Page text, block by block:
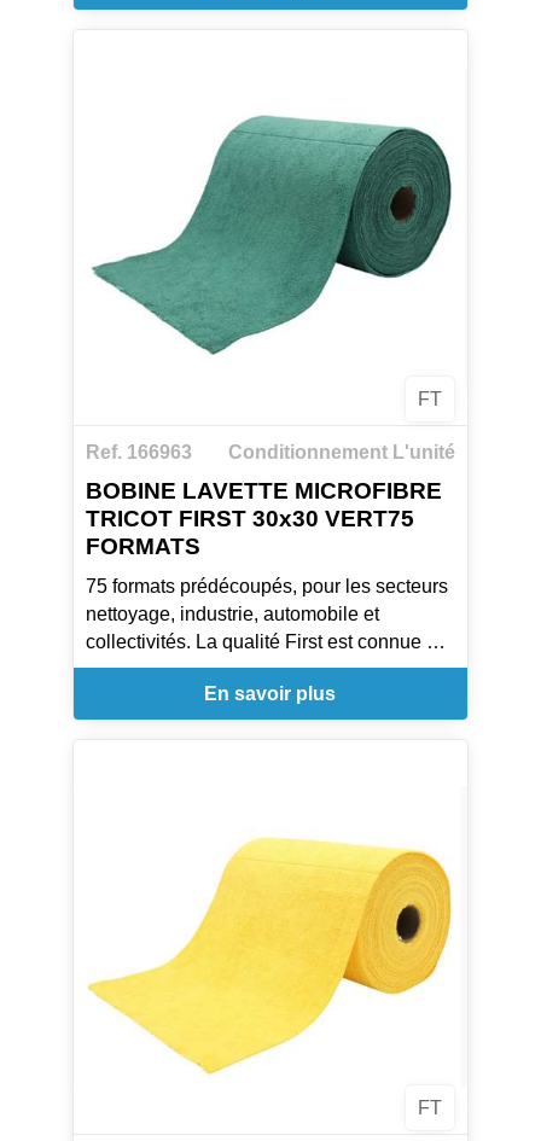
offrent une alternative parfaite aux bobines
FT
Ref. 166963 Conditionnement L'unité
BOBINE LAVETTE MICROFIBRE
TRICOT FIRST 30x30 VERT75
FORMATS
75 formats prédécoupés, pour les secteurs
nettoyage, industrie, automobile et
collectivités. La qualité First est connue et
appréciée avec ses 300 lavages en
machine et son absorption excellente qui
offrent une alternative parfaite aux bobines
En savoir plus
FT